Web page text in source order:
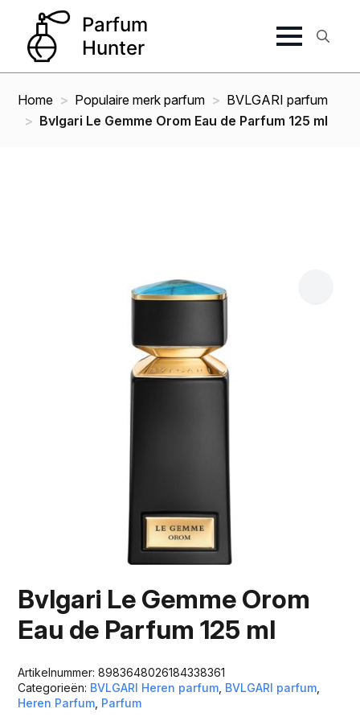
Home Populaire merk parfum
BVLGARI parfum
Bvlgari Le Gemme Orom Eau de Parfum 125 ml
Bvlgari Le Gemme Orom
Eau de Parfum 125 ml
Artikelnummer:8983648026184338361
Categorieën: BVLGARI Heren parfum BVLGARI parfum
Heren Parfum Parfum